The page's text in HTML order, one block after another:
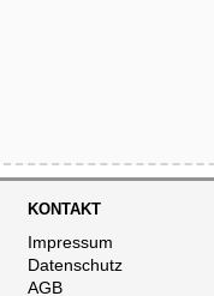
KONTAKT
Impressum
Datenschutz
AGB